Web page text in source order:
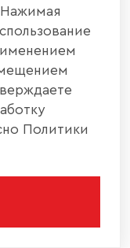
Нажимая
Политики